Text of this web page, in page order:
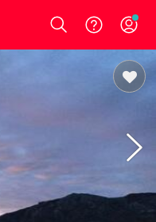
Login